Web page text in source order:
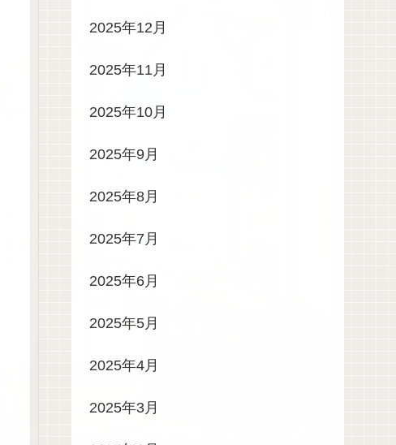
2025年12月
2025年11月
2025年10月
2025年9月
2025年8月
2025年7月
2025年6月
2025年5月
2025年4月
2025年3月